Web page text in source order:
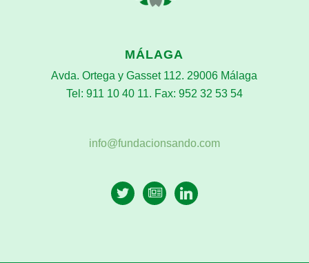
MÁLAGA
Avda. Ortega y Gasset 112. 29006 Málaga
Tel: 911 10 40 11. Fax: 952 32 53 54
info@fundacionsando.com
twitter
newspaper-
linkedin